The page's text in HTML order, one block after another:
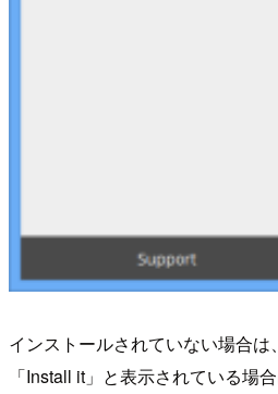
インストールされていない場合は
「Install it」と表示されている場